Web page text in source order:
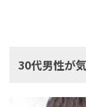
30代男性が